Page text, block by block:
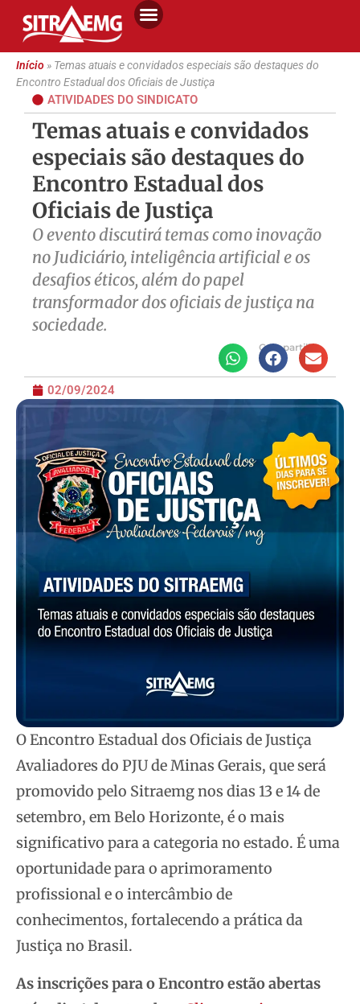
Início» Temas atuais e convidados especiais são destaques do
Encontro Estadual dos Oficiais de Justiça
ATIVIDADES DO SINDICATO
Temas atuais e convidados
especiais são destaques do
Encontro Estadual dos
Oficiais de Justiça
O evento discutirá temas como inovação
no Judiciário, inteligência artificial e os
desafios éticos, além do papel
transformador dos oficiais de justiça na
sociedade.
Compartilhe
02/09/2024
O Encontro Estadual dos Oficiais de Justiça
Avaliadores do PJU de Minas Gerais, que será
promovido pelo Sitraemg nos dias 13 e 14 de
setembro, em Belo Horizonte, é o mais
significativo para a categoria no estado. É uma
oportunidade para o aprimoramento
profissional e o intercâmbio de
conhecimentos, fortalecendo a prática da
Justiça no Brasil.
As inscrições para o Encontro estão abertas